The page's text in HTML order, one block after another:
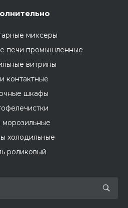
миксеры
печи промышленные
витрины
контактные
шкафы
холодильные
роликовый